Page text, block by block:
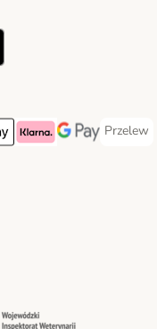
Method
Pay Payment Method
Klarna Payment Method
Google Pay
Przelew
Przelew
Security